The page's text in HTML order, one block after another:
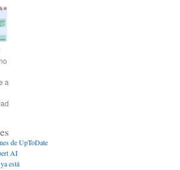
a
de UpToDate
AI
está